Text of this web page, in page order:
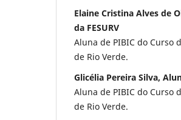
Elaine Cristina Alves de
da FESURV
Aluna de PIBIC do Curso
de Rio Verde.
Glicélia Pereira Silva,
Aluna de PIBIC do Curso
de Rio Verde.